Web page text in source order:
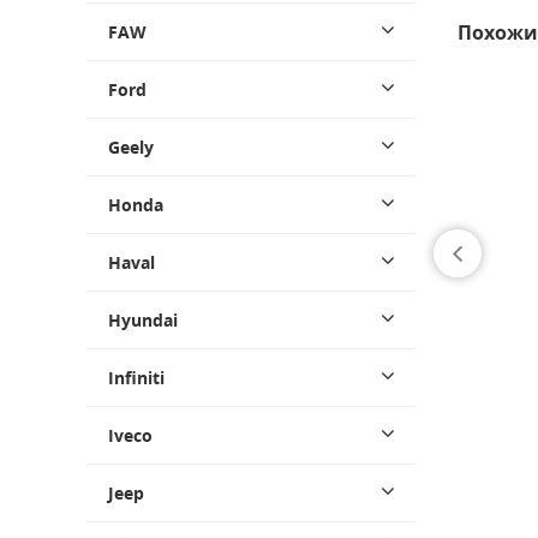
FAW
Ford
Geely
Honda
Haval
Hyundai
Infiniti
Iveco
Jeep